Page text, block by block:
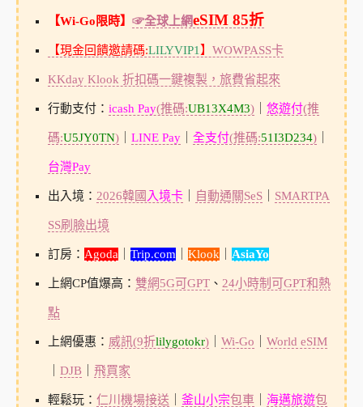
【Wi-Go限時】 ☞全球上網eSIM 85折
【現金回饋邀請碼:LILYVIP1 】 WOWPASS卡
KKday Klook 折扣碼一鍵複製，旅費省起來
行動支付： icash Pay(推碼:UB13X4M3)｜ 悠遊付(推
碼:U5JY0TN)｜ LINE Pay｜ 全支付(推碼:51I3D234)｜
台灣Pay
出入境： 2026韓國 入境卡｜ 自動通關SeS｜ SMARTPA
SS刷臉出境
訂房： Agoda Trip.com Klook AsiaYo
上網CP值爆高： 雙網5G可GPT、 24小時制可GPT和熱
點
上網優惠： 威訊(9折lilygotokr)｜ Wi-Go World eSIM
DJB｜ 飛買家
輕鬆玩： 仁川機場接送 釜山小宗包車｜ 海邁旅遊包